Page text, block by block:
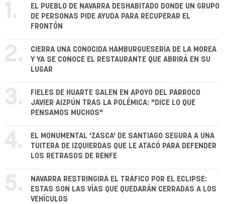
1.
EL PUEBLO DE NAVARRA DESHABITADO DONDE UN GRUPO
DE PERSONAS PIDE AYUDA PARA RECUPERAR EL
FRONTÓN
2.
CIERRA UNA CONOCIDA HAMBURGUESERÍA DE LA MOREA
Y YA SE CONOCE EL RESTAURANTE QUE ABRIRÁ EN SU
LUGAR
3.
FIELES DE HUARTE SALEN EN APOYO DEL PÁRROCO
JAVIER AIZPÚN TRAS LA POLÉMICA: "DICE LO QUE
PENSAMOS MUCHOS"
4.
EL MONUMENTAL 'ZASCA' DE SANTIAGO SEGURA A UNA
TUITERA DE IZQUIERDAS QUE LE ATACÓ PARA DEFENDER
LOS RETRASOS DE RENFE
5.
NAVARRA RESTRINGIRÁ EL TRÁFICO POR EL ECLIPSE:
ESTAS SON LAS VÍAS QUE QUEDARÁN CERRADAS A LOS
VEHÍCULOS